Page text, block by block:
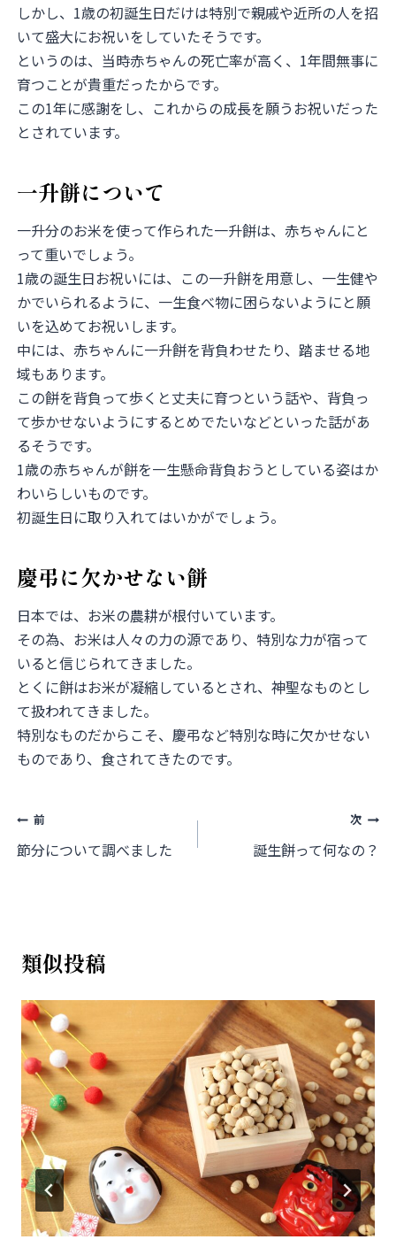
しかし、1歳の初誕生日だけは特別で親戚や近所の人を招
いて盛大にお祝いをしていたそうです。
というのは、当時赤ちゃんの死亡率が高く、1年間無事に
育つことが貴重だったからです。
この1年に感謝をし、これからの成長を願うお祝いだった
とされています。
一升餅について
一升分のお米を使って作られた一升餅は、赤ちゃんにと
って重いでしょう。
1歳の誕生日お祝いには、この一升餅を用意し、一生健や
かでいられるように、一生食べ物に困らないようにと願
いを込めてお祝いします。
中には、赤ちゃんに一升餅を背負わせたり、踏ませる地
域もあります。
この餅を背負って歩くと丈夫に育つという話や、背負っ
て歩かせないようにするとめでたいなどといった話があ
るそうです。
1歳の赤ちゃんが餅を一生懸命背負おうとしている姿はか
わいらしいものです。
初誕生日に取り入れてはいかがでしょう。
慶弔に欠かせない餅
日本では、お米の農耕が根付いています。
その為、お米は人々の力の源であり、特別な力が宿って
いると信じられてきました。
とくに餅はお米が凝縮しているとされ、神聖なものとし
て扱われてきました。
特別なものだからこそ、慶弔など特別な時に欠かせない
ものであり、食されてきたのです。
投
稿
ゲ
ー
シ
ョ
ン
前
節分について調べました
次
誕生餅って何なの？
類似投稿